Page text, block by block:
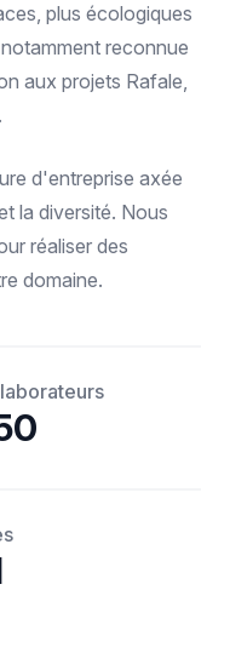
plus écologiques
reconnue
aux projets Rafale,
d'entreprise axée
la diversité. Nous
réaliser des
domaine.